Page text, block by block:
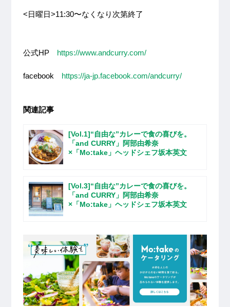
<日曜日>11:30〜なくなり次第終了
公式HP https://www.andcurry.com/
facebook https://ja-jp.facebook.com/andcurry/
関連記事
[Vol.1]“自由な”カレーで食の喜びを。
「and CURRY」阿部由希奈
×「Mo:take」ヘッドシェフ坂本英文
[Vol.3]“自由な”カレーで食の喜びを。
「and CURRY」阿部由希奈
×「Mo:take」ヘッドシェフ坂本英文